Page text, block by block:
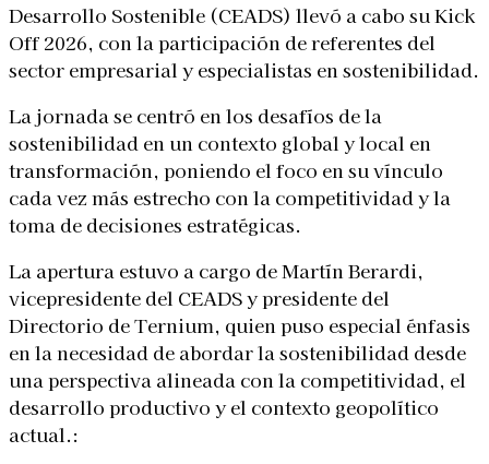
Desarrollo Sostenible (CEADS) llevó a cabo su Kick
Off 2026, con la participación de referentes del
sector empresarial y especialistas en sostenibilidad.
La jornada se centró en los desafíos de la
sostenibilidad en un contexto global y local en
transformación, poniendo el foco en su vínculo
cada vez más estrecho con la competitividad y la
toma de decisiones estratégicas.
La apertura estuvo a cargo de Martín Berardi,
vicepresidente del CEADS y presidente del
Directorio de Ternium, quien puso especial énfasis
en la necesidad de abordar la sostenibilidad desde
una perspectiva alineada con la competitividad, el
desarrollo productivo y el contexto geopolítico
actual.: